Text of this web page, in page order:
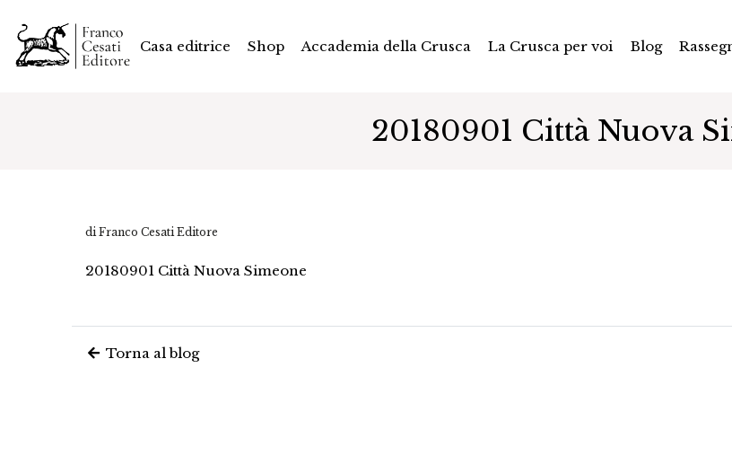
Casa editrice Shop Accademia della Crusca La Crusca per voi Blog
20180901 Città Nuova
di Franco Cesati Editore
20180901 Città Nuova Simeone
Torna al blog